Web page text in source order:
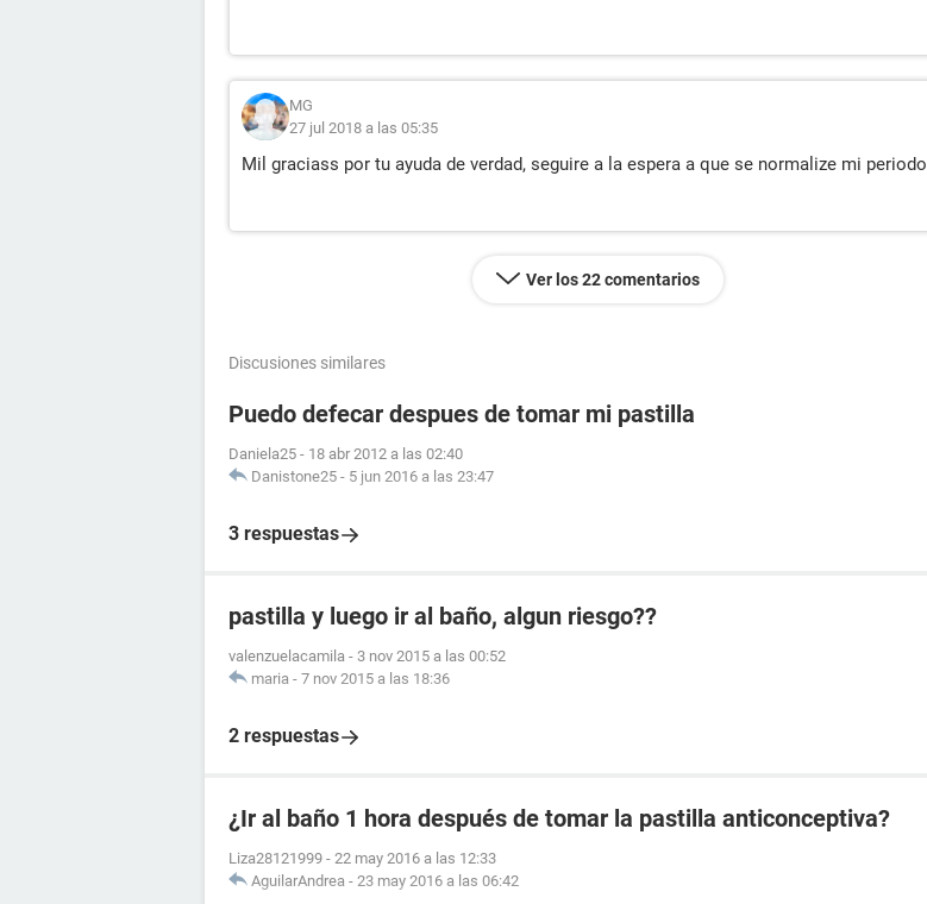
MG
27 jul 2018 a las 05:35
Mil graciass por tu ayuda de verdad, seguire a la espera a que se normalize mi periodo
Ver los 22 comentarios
Discusiones similares
Puedo defecar despues de tomar mi pastilla
Daniela25 - 18 abr 2012 a las 02:40
Danistone25 - 5 jun 2016 a las 23:47
3 respuestas
pastilla y luego ir al baño, algun riesgo??
valenzuelacamila - 3 nov 2015 a las 00:52
maria - 7 nov 2015 a las 18:36
2 respuestas
¿Ir al baño 1 hora después de tomar la pastilla anticonceptiva?
Liza28121999 - 22 may 2016 a las 12:33
AguilarAndrea - 23 may 2016 a las 06:42